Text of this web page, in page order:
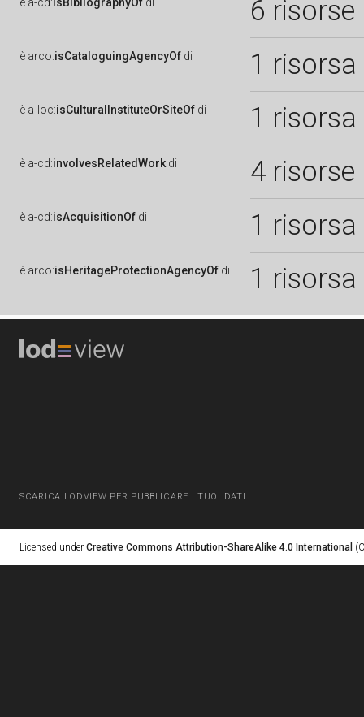
6 risorse
è arco:isCataloguingAgencyOf di 1 risorsa
è a-loc:isCulturalInstituteOrSiteOf di 1 risorsa
è a-cd:involvesRelatedWork di 4 risorse
è a-cd:isAcquisitionOf di 1 risorsa
è arco:isHeritageProtectionAgencyOf di 1 risorsa
SCARICA LODVIEW PER PUBBLICARE I TUOI DATI
Licensed under Creative Commons Attribution-ShareAlike 4.0 International